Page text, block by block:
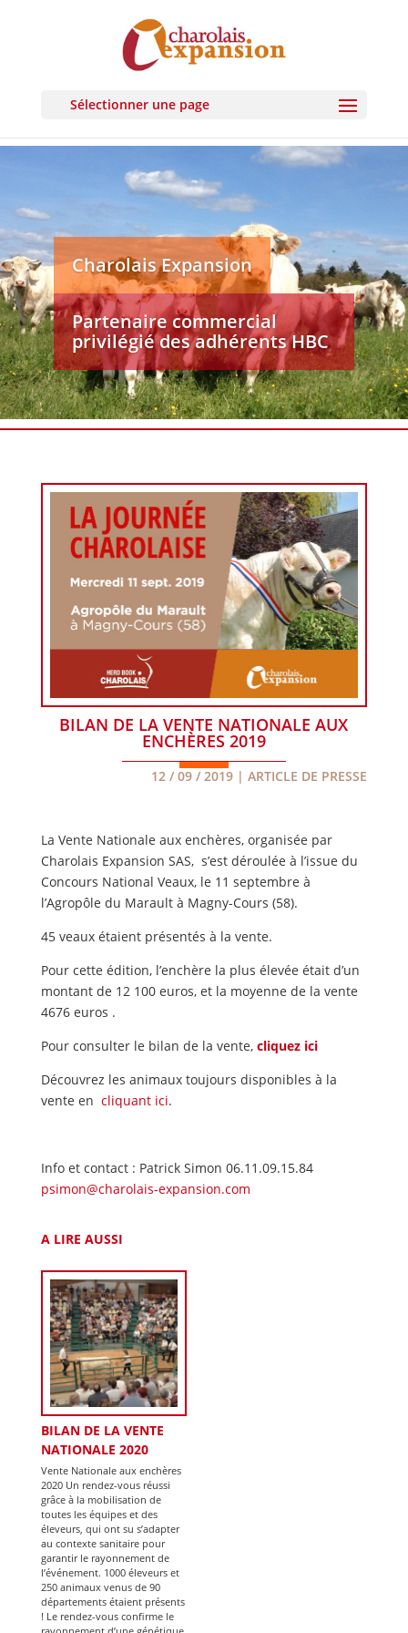
Sélectionner une page
Charolais Expansion
Partenaire commercial
privilégié des adhérents HBC
BILAN DE LA VENTE NATIONALE AUX
ENCHÈRES 2019
12 / 09 / 2019 |ARTICLE DE PRESSE
La Vente Nationale aux enchères, organisée par
Charolais Expansion SAS, s’est déroulée à l’issue du
Concours National Veaux, le 11 septembre à
l’Agropôle du Marault à Magny-Cours (58).
45 veaux étaient présentés à la vente.
Pour cette édition, l’enchère la plus élevée était d’un
montant de 12 100 euros, et la moyenne de la vente
4676 euros .
Pour consulter le bilan de la vente, cliquez ici
Découvrez les animaux toujours disponibles à la
vente en cliquant ici.
Info et contact : Patrick Simon 06.11.09.15.84
psimon@charolais-expansion.com
A LIRE AUSSI
BILAN DE LA VENTE
NATIONALE 2020
Vente Nationale aux enchères
2020 Un rendez-vous réussi
grâce à la mobilisation de
toutes les équipes et des
éleveurs, qui ont su s’adapter
au contexte sanitaire pour
garantir le rayonnement de
l’événement. 1000 éleveurs et
250 animaux venus de 90
départements étaient présents
! Le rendez-vous confirme le